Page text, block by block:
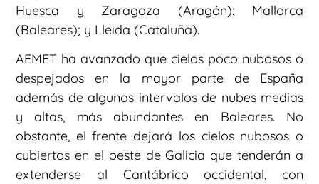
Huesca y Zaragoza (Aragón); Mallorca
(Baleares); y Lleida (Cataluña).
AEMET ha avanzado que cielos poco nubosos o
despejados en la mayor parte de España
además de algunos intervalos de nubes medias
y altas, más abundantes en Baleares. No
obstante, el frente dejará los cielos nubosos o
cubiertos en el oeste de Galicia que tenderán a
extenderse al Cantábrico occidental, con